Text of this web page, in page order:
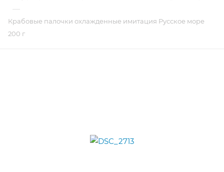
—
Крабовые палочки охлажденные имитация Русское море
200 г